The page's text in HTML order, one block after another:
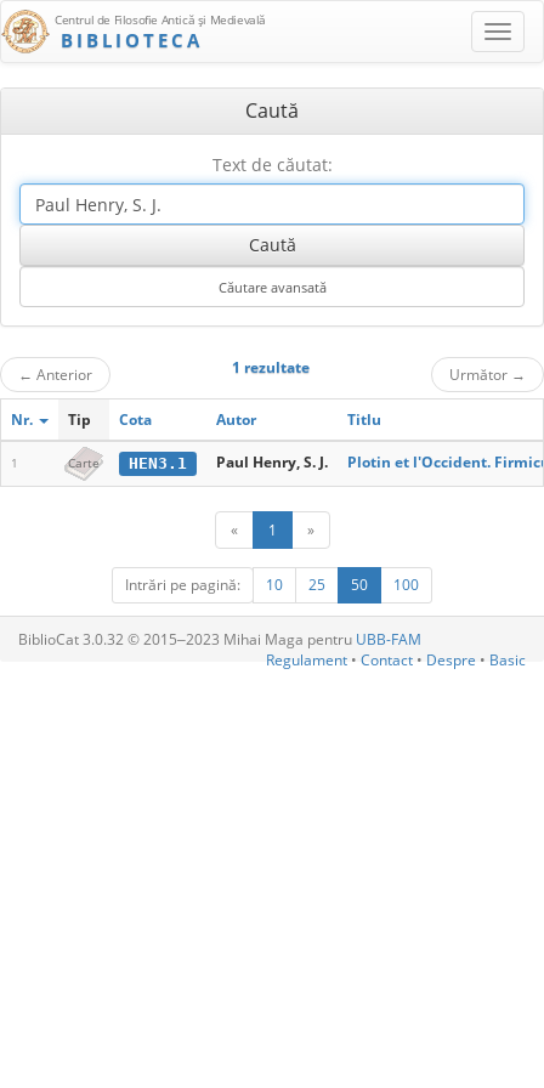
Centrul de Filosofie Antică şi Medievală
BIBLIOTECA
Caută
Text de căutat:
← Anterior 1 rezultate Următor →
Nr. Tip Cota Autor Titlu
1 Carte HEN3.1 Paul Henry, S. J. Plotin et l'Occident.
« 1 »
Intrări pe pagină: 10 25 50 100
BiblioCat 3.0.32 © 2015‒2023 Mihai Maga pentru UBB-FAM
Regulament • Contact • Despre • Basic